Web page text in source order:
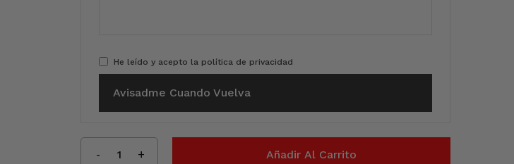
He leído y acepto la política de privacidad
Avisadme Cuando Vuelva
Añadir Al Carrito